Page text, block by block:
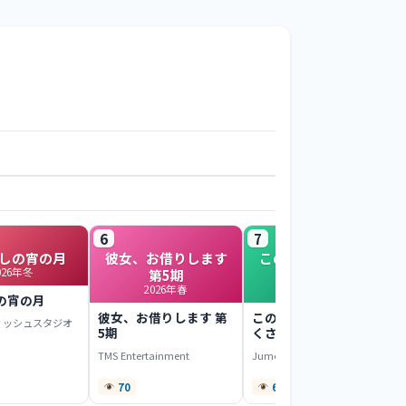
の宵の月
年冬
宵の月
シュスタジオ
6
彼女、お借りします
第5期
2026年春
彼女、お借りします 第
5期
TMS Entertainment
70
7
このヒーラー、めん
このヒーラー、めんど
くさい
Jumondou
69